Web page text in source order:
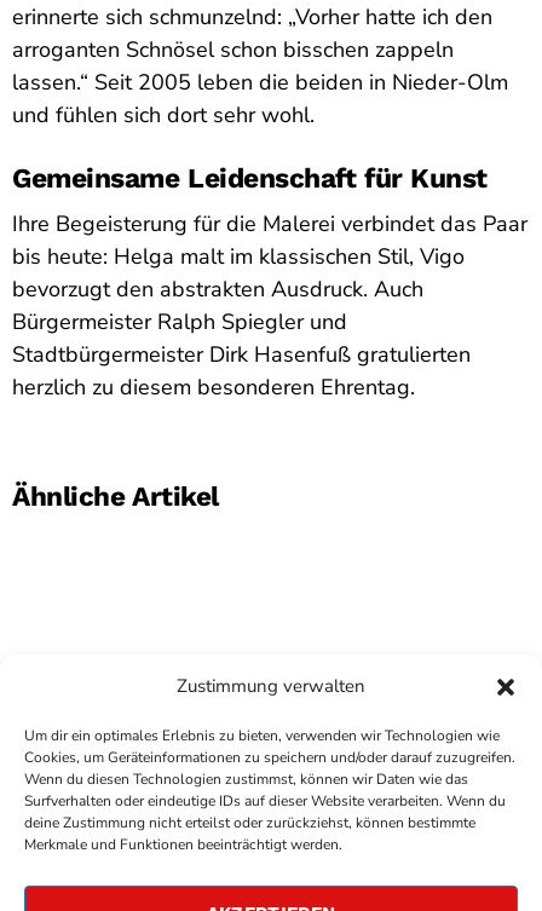
Zustimmung verwalten
Um dir ein optimales Erlebnis zu bieten, verwenden wir Technologien wie
Cookies, um Geräteinformationen zu speichern und/oder darauf zuzugreifen.
Wenn du diesen Technologien zustimmst, können wir Daten wie das
Surfverhalten oder eindeutige IDs auf dieser Website verarbeiten. Wenn du
deine Zustimmung nicht erteilst oder zurückziehst, können bestimmte
Merkmale und Funktionen beeinträchtigt werden.
erinnerte sich schmunzelnd: „Vorher hatte ich den
arroganten Schnösel schon bisschen zappeln
lassen.“ Seit 2005 leben die beiden in Nieder-Olm
und fühlen sich dort sehr wohl.
Gemeinsame Leidenschaft für Kunst
Ihre Begeisterung für die Malerei verbindet das Paar
bis heute: Helga malt im klassischen Stil, Vigo
bevorzugt den abstrakten Ausdruck. Auch
Bürgermeister Ralph Spiegler und
Stadtbürgermeister Dirk Hasenfuß gratulierten
herzlich zu diesem besonderen Ehrentag.
Ähnliche Artikel
COPYRIGHTANTENNE BAD KREUZNACH